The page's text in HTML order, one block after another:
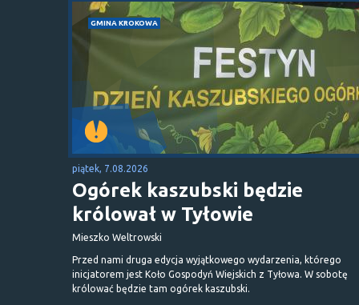
GMINA KROKOWA
piątek, 7.08.2026
Ogórek kaszubski będzie
królował w Tyłowie
Mieszko Weltrowski
Przed nami druga edycja wyjątkowego wydarzenia, którego
inicjatorem jest Koło Gospodyń Wiejskich z Tyłowa. W sobotę
królować będzie tam ogórek kaszubski.